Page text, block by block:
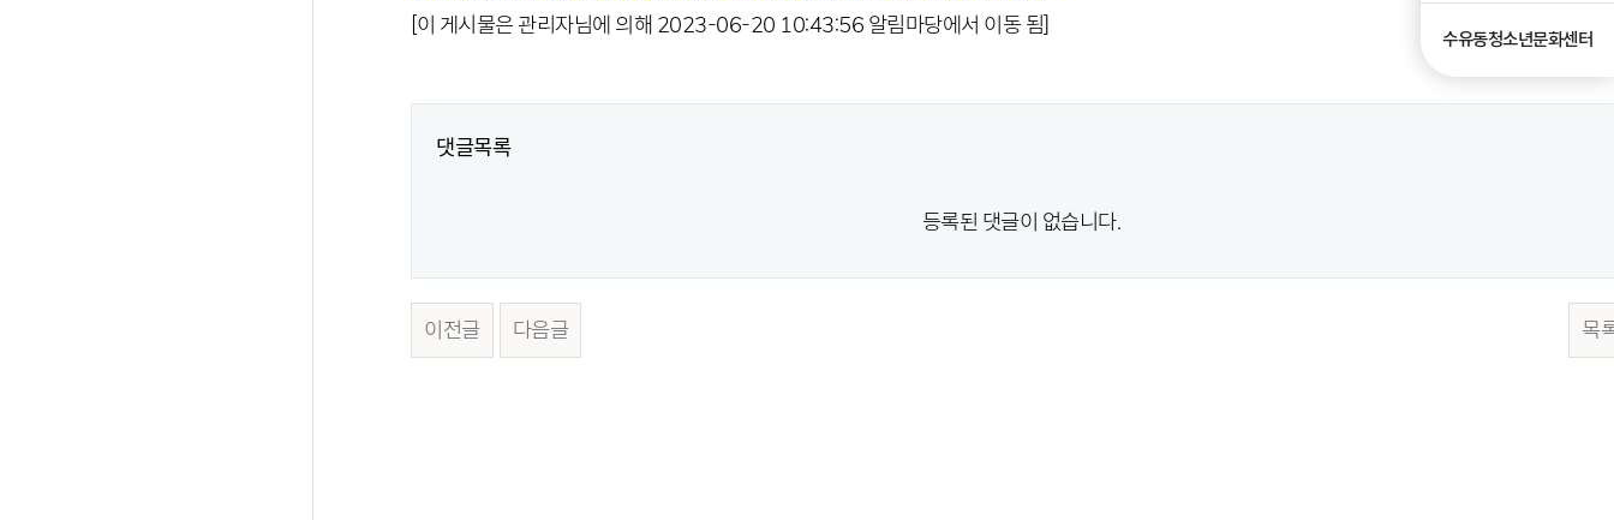
수유동청소년문화센터
[이 게시물은 관리자님에 의해 2023-06-20 10:43:56 알림마당에서 이동 됨]
댓글목록
등록된 댓글이 없습니다.
이전글 다음글 목